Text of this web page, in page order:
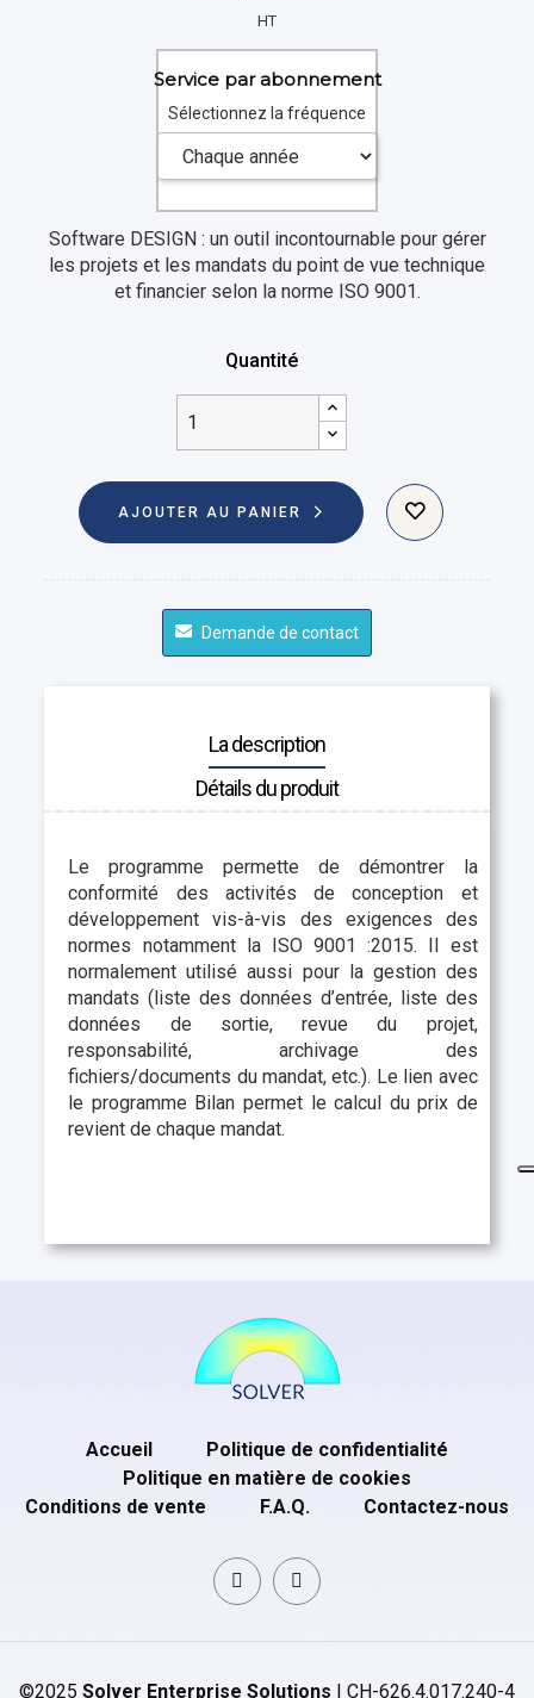
HT
Service par abonnement
Sélectionnez la fréquence
Software DESIGN : un outil incontournable pour gérer
les projets et les mandats du point de vue technique
et financier selon la norme ISO 9001.
Quantité
AJOUTER AU PANIER
Demande de contact
La description
Détails du produit
Le programme permette de démontrer la
conformité des activités de conception et
développement vis-à-vis des exigences des
normes notamment la ISO 9001 :2015. Il est
normalement utilisé aussi pour la gestion des
mandats (liste des données d’entrée, liste des
données de sortie, revue du projet,
responsabilité, archivage des
fichiers/documents du mandat, etc.). Le lien avec
le programme Bilan permet le calcul du prix de
revient de chaque mandat.
Accueil
Politique de confidentialité
Politique en matière de cookies
Conditions de vente
F.A.Q. Contactez-nous
©2025 Solver Enterprise Solutions | CH-626.4.017.240-4